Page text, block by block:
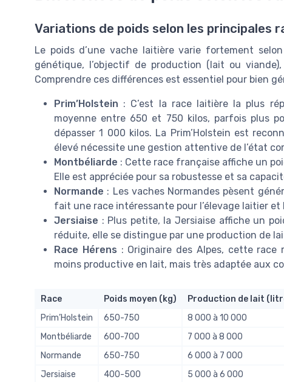
Variations de poids selon les principales
Le poids d’une vache laitière varie fortement
génétique, l’objectif de production (lait ou
Comprendre ces différences est essentiel pour bien
Prim’Holstein : C’est la race laitière la plus
moyenne entre 650 et 750 kilos, parfois plus
dépasser 1 000 kilos. La Prim’Holstein est
élevé nécessite une gestion attentive de l’état
Montbéliarde : Cette race française affiche un
Elle est appréciée pour sa robustesse et sa
Normande : Les vaches Normandes pèsent
fait une race intéressante pour l’élevage laitier
Jersiaise : Plus petite, la Jersiaise affiche un
réduite, elle se distingue par une production de
Race Hérens : Originaire des Alpes, cette
moins productive en lait, mais très adaptée aux
Race Poids moyen (kg)
Production de lait
Prim’Holstein
650-750
8 000 à 10 000
Montbéliarde
600-700
7 000 à 8 000
Normande
650-750
6 000 à 7 000
Jersiaise
400-500
5 000 à 6 000